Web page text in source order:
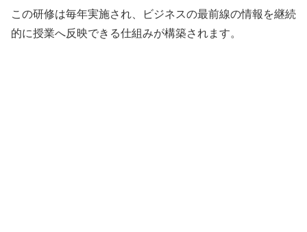
この研修は毎年実施され、ビジネスの最前線の情報を継続
的に授業へ反映できる仕組みが構築されます。